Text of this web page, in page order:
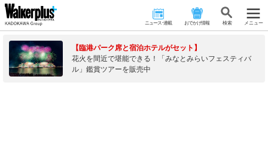
ニュース･連載 おでかけ情報 検 索 メニュー
【臨港パーク席と宿泊ホテルがセット】
花火を間近で堪能できる！「みなとみらいフェスティバ
ル」鑑賞ツアーを販売中